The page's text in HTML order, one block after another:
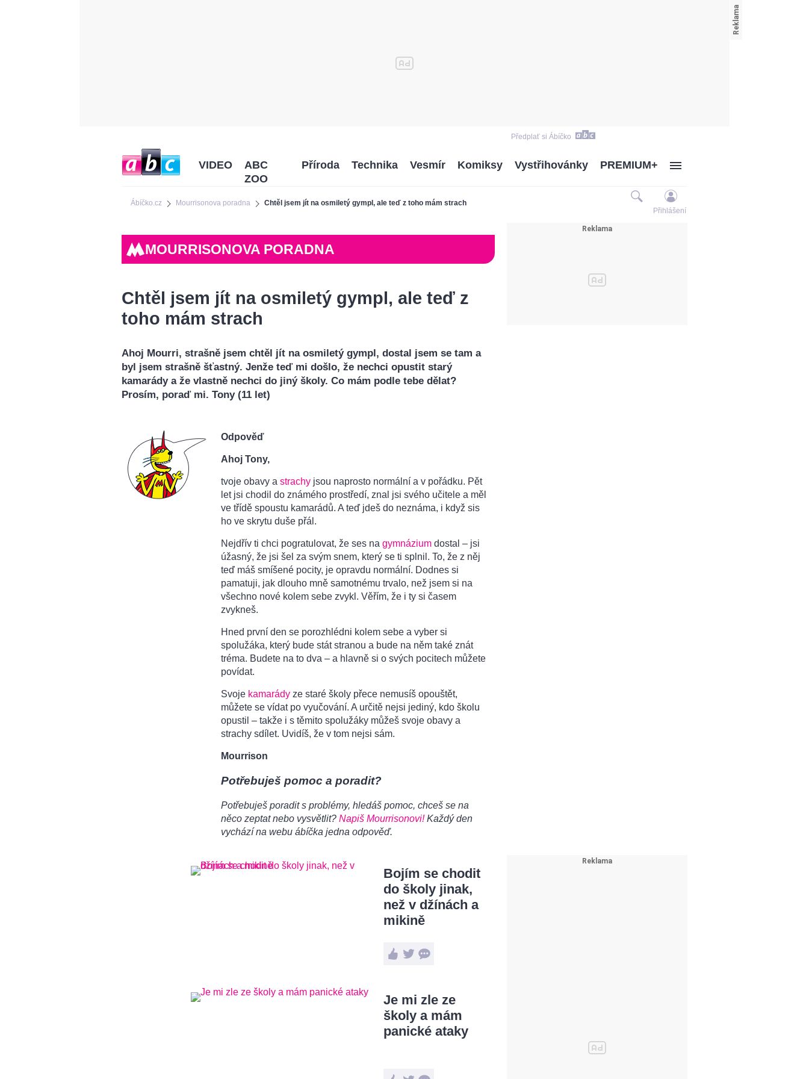
Předplať si Ábíčko
Ábíčko.cz Mourrisonova poradna Chtěl jsem jít na osmiletý gympl, ale teď z toho mám strach
VIDEO
ABC
ZOO
Příroda Technika Vesmír Komiksy Vystřihovánky PREMIUM+
Přihlášení
MOURRISONOVA PORADNA
Chtěl jsem jít na osmiletý gympl, ale teď z
toho mám strach
Ahoj Mourri, strašně jsem chtěl jít na osmiletý gympl, dostal jsem se tam a
byl jsem strašně šťastný. Jenže teď mi došlo, že nechci opustit starý
kamarády a že vlastně nechci do jiný školy. Co mám podle tebe dělat?
Prosím, poraď mi. Tony (11 let)
Odpověď
Ahoj Tony,
tvoje obavy a strachy jsou naprosto normální a v pořádku. Pět
let jsi chodil do známého prostředí, znal jsi svého učitele a měl
ve třídě spoustu kamarádů. A teď jdeš do neznáma, i když sis
ho ve skrytu duše přál.
Nejdřív ti chci pogratulovat, že ses na gymnázium dostal – jsi
úžasný, že jsi šel za svým snem, který se ti splnil. To, že z něj
teď máš smíšené pocity, je opravdu normální. Dodnes si
pamatuji, jak dlouho mně samotnému trvalo, než jsem si na
všechno nové kolem sebe zvykl. Věřím, že i ty si časem
zvykneš.
Hned první den se porozhlédni kolem sebe a vyber si
spolužáka, který bude stát stranou a bude na něm také znát
tréma. Budete na to dva – a hlavně si o svých pocitech můžete
povídat.
Svoje kamarády ze staré školy přece nemusíš opouštět,
můžete se vídat po vyučování. A určitě nejsi jediný, kdo školu
opustil – takže i s těmito spolužáky můžeš svoje obavy a
strachy sdílet. Uvidíš, že v tom nejsi sám.
Mourrison
Potřebuješ pomoc a poradit?
Potřebuješ poradit s problémy, hledáš pomoc, chceš se na
něco zeptat nebo vysvětlit? Napiš Mourrisonovi!Každý den
vychází na webu ábíčka jedna odpověď.
Bojím se chodit
do školy jinak,
než v džínách a
mikině
Je mi zle ze
školy a mám
panické ataky